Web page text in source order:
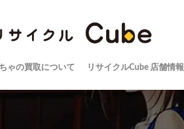
ゃの買取について リサイクルCube 店舗情報